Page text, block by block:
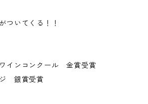
ついてくる！！
インコンクール 金賞受賞
銀賞受賞